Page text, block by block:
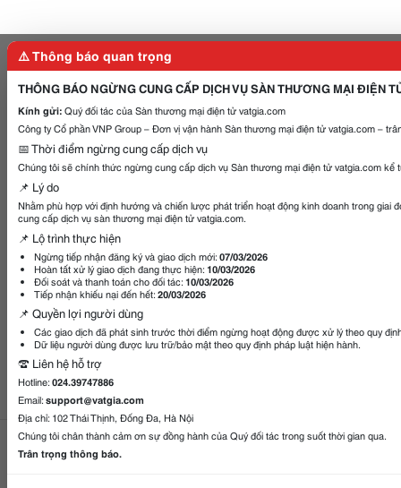
Gọi điện
⚠️ Thông báo quan trọng
THÔNG BÁO NGỪNG CUNG CẤP DỊCH VỤ SÀN THƯƠNG MẠI ĐIỆN
Kính gửi:Quý đối tác của Sàn thương mại điện tử vatgia.com
Công ty Cổ phần VNP Group – Đơn vị vận hành Sàn thương mại điện tử vatgia.com –
📅 Thời điểm ngừng cung cấp dịch vụ
Chúng tôi sẽ chính thức ngừng cung cấp dịch vụ Sàn thương mại điện tử vatgia.com kể
📌 Lý do
Nhằm phù hợp với định hướng và chiến lược phát triển hoạt động kinh doanh trong giai
cung cấp dịch vụ sàn thương mại điện tử vatgia.com.
📌 Lộ trình thực hiện
Ngừng tiếp nhận đăng ký và giao dịch mới:07/03/2026
Hoàn tất xử lý giao dịch đang thực hiện: 10/03/2026
Đối soát và thanh toán cho đối tác: 10/03/2026
Tiếp nhận khiếu nại đến hết:20/03/2026
📌 Quyền lợi người dùng
Các giao dịch đã phát sinh trước thời điểm ngừng hoạt động được xử lý theo quy
Dữ liệu người dùng được lưu trữ/bảo mật theo quy định pháp luật hiện hành.
☎️ Liên hệ hỗ trợ
Hotline:024.39747886
Email:support@vatgia.com
Địa chỉ: 102 Thái Thịnh, Đống Đa, Hà Nội
Chúng tôi chân thành cảm ơn sự đồng hành của Quý đối tác trong suốt thời gian qua.
Trân trọng thông báo.